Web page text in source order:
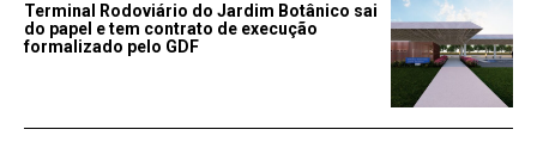
Terminal Rodoviário do Jardim Botânico sai
do papel e tem contrato de execução
formalizado pelo GDF